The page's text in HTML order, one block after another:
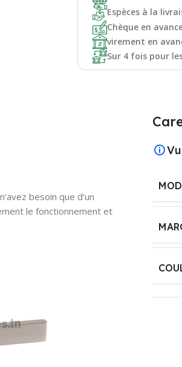
Espèces à la
Chèque en
virement en
Sur 4 fois pour
besoin que d’un
le fonctionnement et